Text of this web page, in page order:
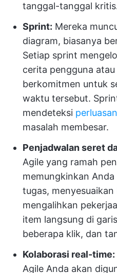
tanggal-tanggal
Sprint: Mereka
diagram, biasanya
Setiap sprint
cerita pengguna
berkomitmen untuk
waktu tersebut.
mendeteksi
masalah membesar.
Penjadwalan seret
Agile yang ramah
memungkinkan
tugas,
mengalihkan
item langsung di
beberapa klik, dan
Kolaborasi real-time:
Agile Anda akan